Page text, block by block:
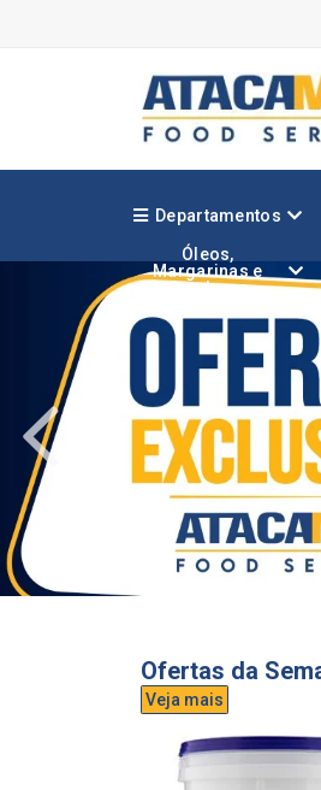
Departamentos
Óleos,
Margarinas e
Gorduras
Ofertas da
Veja mais